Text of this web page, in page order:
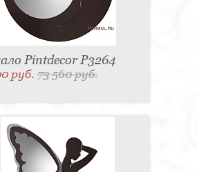
Pintdecor P3264
руб.73 560 руб.